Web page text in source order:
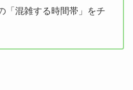
「混雑する時間帯」をチ